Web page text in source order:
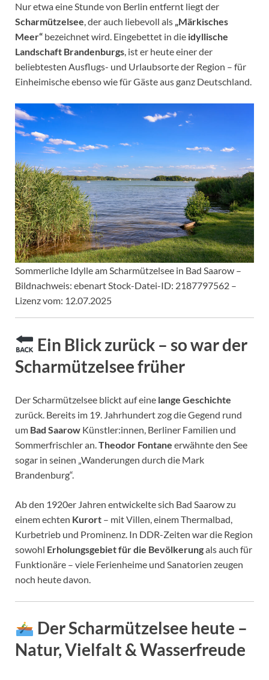
Nur etwa eine Stunde von Berlin entfernt liegt der
Scharmützelsee, der auch liebevoll als „Märkisches
Meer“ bezeichnet wird. Eingebettet in die idyllische
Landschaft Brandenburgs, ist er heute einer der
beliebtesten Ausflugs- und Urlaubsorte der Region – für
Einheimische ebenso wie für Gäste aus ganz Deutschland.
Sommerliche Idylle am Scharmützelsee in Bad Saarow –
Bildnachweis: ebenart Stock-Datei-ID: 2187797562 –
Lizenz vom: 12.07.2025
Ein Blick zurück – so war der
Scharmützelsee früher
Der Scharmützelsee blickt auf eine lange Geschichte
zurück. Bereits im 19. Jahrhundert zog die Gegend rund
um Bad Saarow Künstler:innen, Berliner Familien und
Sommerfrischler an. Theodor Fontane erwähnte den See
sogar in seinen „Wanderungen durch die Mark
Brandenburg“.
Ab den 1920er Jahren entwickelte sich Bad Saarow zu
einem echten Kurort – mit Villen, einem Thermalbad,
Kurbetrieb und Prominenz. In DDR-Zeiten war die Region
sowohl Erholungsgebiet für die Bevölkerungals auch für
Funktionäre – viele Ferienheime und Sanatorien zeugen
noch heute davon.
Der Scharmützelsee heute –
Natur, Vielfalt & Wasserfreude